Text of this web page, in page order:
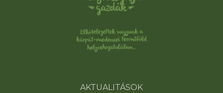
AKTUALITÁSOK